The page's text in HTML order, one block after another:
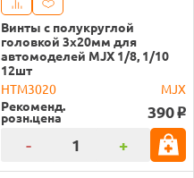
Винты с полукруглой
головкой 3х20мм для
автомоделей MJX 1/8, 1/10
12шт
HTM3020
MJX
Рекоменд.
розн.цена 390 o
- +